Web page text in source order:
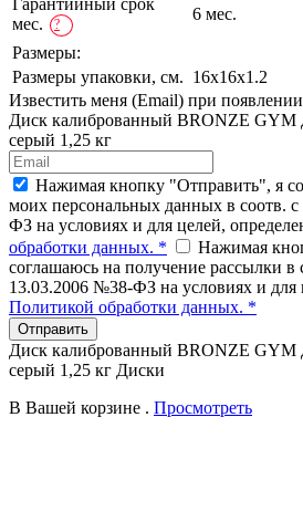
Гарантийный срок
мес.
?
6 мес.
Размеры:
Размеры упаковки, см. 16х16x1.2
Известить меня (Email) при
Диск калиброванный BRONZE GYM
серый 1,25 кг
Нажимая кнопку "Отправить", я
моих персональных данных в соотв.
ФЗ на условиях и для целей,
обработки данных. *
Нажимая
соглашаюсь на получение рассылки в
13.03.2006 №38-ФЗ на условиях и для
Политикой обработки данных. *
Отправить
Диск калиброванный BRONZE GYM
серый 1,25 кг Диски
В Вашей корзине . Просмотреть